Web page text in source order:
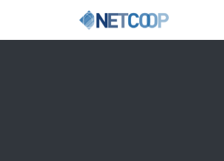
Navigazione